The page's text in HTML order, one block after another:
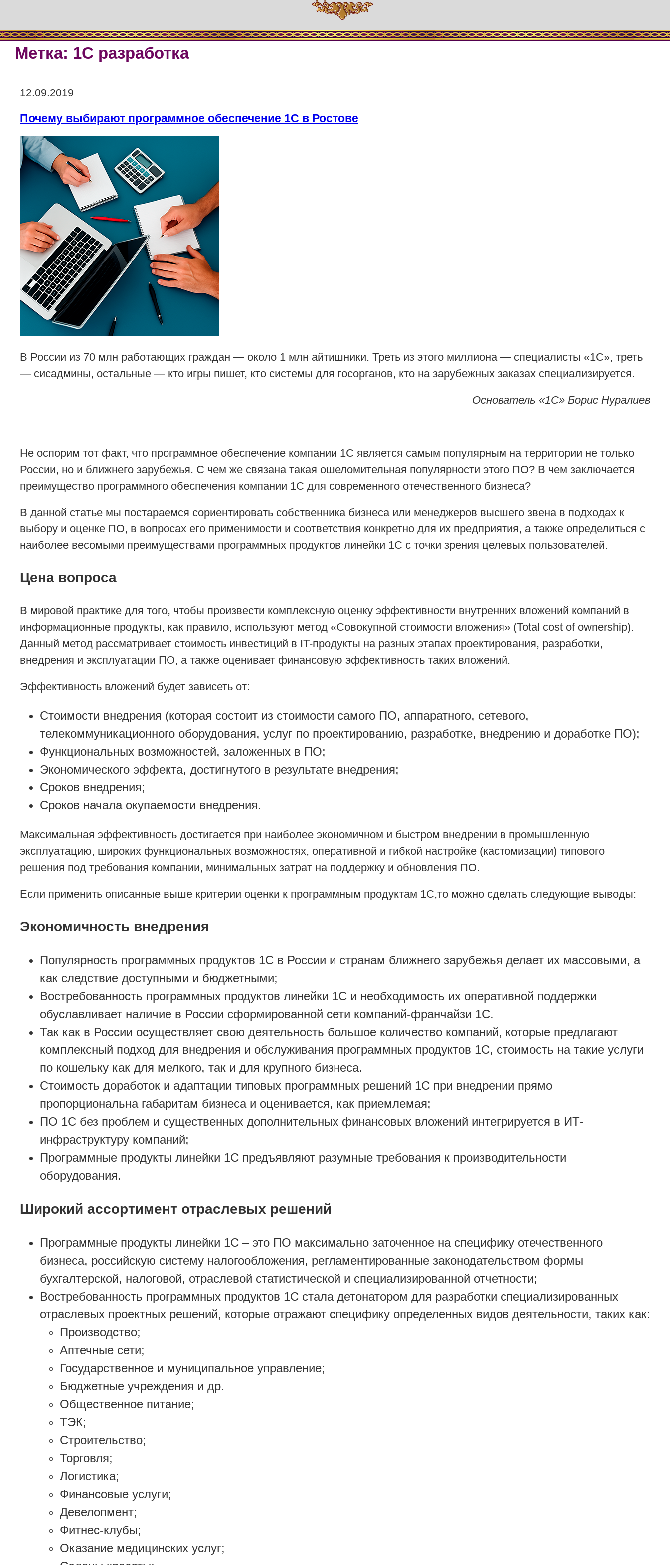
Метка: 1С разработка
Опубликовано
12.09.2019
Почему выбирают программное обеспечение 1С в Ростове
В России из 70 млн работающих граждан — около 1 млн айтишники. Треть из этого миллиона — специалисты «1С», треть
— сисадмины, остальные — кто игры пишет, кто системы для госорганов, кто на зарубежных заказах специализируется.
Основатель «1С» Борис Нуралиев
Не оспорим тот факт, что программное обеспечение компании 1С является самым популярным на территории не только
России, но и ближнего зарубежья. С чем же связана такая ошеломительная популярности этого ПО? В чем заключается
преимущество программного обеспечения компании 1С для современного отечественного бизнеса?
В данной статье мы постараемся сориентировать собственника бизнеса или менеджеров высшего звена в подходах к
выбору и оценке ПО, в вопросах его применимости и соответствия конкретно для их предприятия, а также определиться с
наиболее весомыми преимуществами программных продуктов линейки 1С с точки зрения целевых пользователей.
Цена вопроса
В мировой практике для того, чтобы произвести комплексную оценку эффективности внутренних вложений компаний в
информационные продукты, как правило, используют метод «Совокупной стоимости вложения» (Total cost of ownership).
Данный метод рассматривает стоимость инвестиций в IT-продукты на разных этапах проектирования, разработки,
внедрения и эксплуатации ПО, а также оценивает финансовую эффективность таких вложений.
Эффективность вложений будет зависеть от:
Стоимости внедрения (которая состоит из стоимости самого ПО, аппаратного, сетевого,
телекоммуникационного оборудования, услуг по проектированию, разработке, внедрению и доработке ПО);
Функциональных возможностей, заложенных в ПО;
Экономического эффекта, достигнутого в результате внедрения;
Сроков внедрения;
Сроков начала окупаемости внедрения.
Максимальная эффективность достигается при наиболее экономичном и быстром внедрении в промышленную
эксплуатацию, широких функциональных возможностях, оперативной и гибкой настройке (кастомизации) типового
решения под требования компании, минимальных затрат на поддержку и обновления ПО.
Если применить описанные выше критерии оценки к программным продуктам 1С,то можно сделать следующие выводы:
Экономичность внедрения
Популярность программных продуктов 1С в России и странам ближнего зарубежья делает их массовыми, а
как следствие доступными и бюджетными;
Востребованность программных продуктов линейки 1С и необходимость их оперативной поддержки
обуславливает наличие в России сформированной сети компаний-франчайзи 1С.
Так как в России осуществляет свою деятельность большое количество компаний, которые предлагают
комплексный подход для внедрения и обслуживания программных продуктов 1С, стоимость на такие услуги
по кошельку как для мелкого, так и для крупного бизнеса.
Стоимость доработок и адаптации типовых программных решений 1С при внедрении прямо
пропорциональна габаритам бизнеса и оценивается, как приемлемая;
ПО 1С без проблем и существенных дополнительных финансовых вложений интегрируется в ИТ-
инфраструктуру компаний;
Программные продукты линейки 1С предъявляют разумные требования к производительности
оборудования.
Широкий ассортимент отраслевых решений
Программные продукты линейки 1С – это ПО максимально заточенное на специфику отечественного
бизнеса, российскую систему налогообложения, регламентированные законодательством формы
бухгалтерской, налоговой, отраслевой статистической и специализированной отчетности;
Востребованность программных продуктов 1С стала детонатором для разработки специализированных
отраслевых проектных решений, которые отражают специфику определенных видов деятельности, таких как:
Производство;
Аптечные сети;
Государственное и муниципальное управление;
Бюджетные учреждения и др.
Общественное питание;
ТЭК;
Строительство;
Торговля;
Логистика;
Финансовые услуги;
Девелопмент;
Фитнес-клубы;
Оказание медицинских услуг;